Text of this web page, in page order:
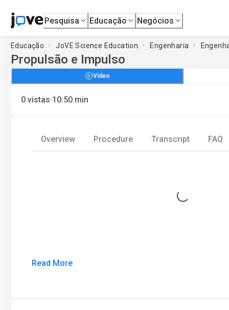
Pesquisa Educação Negócios
Educação JoVE Science Education Engenharia
Propulsão e Impulso
Vídeo
0 vistas·10:50 min
Overview Procedure Transcript FAQ
Loading...
Read More